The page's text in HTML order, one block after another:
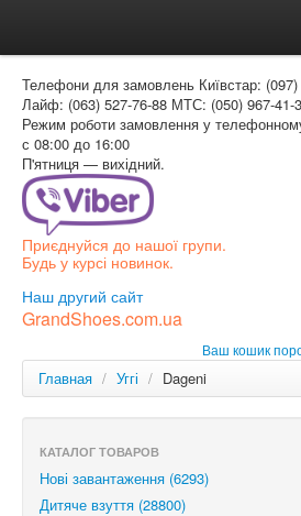
Доставка и оплата
Как заказать
Контакти
Таблиця розмірів
Вхід для покупця
Телефони для замовлень Київстар:
Лайф: (063) 527-76-88 МТС: (050) 967-41-
Режим роботи замовлення у
с 08:00 до 16:00
П'ятниця — вихідний.
Приєднуйся до нашої групи.
Будь у курсі новинок.
Наш другий сайт
GrandShoes.com.ua
Ваш кошик
Главная / Уггі / Dageni
КАТАЛОГ ТОВАРОВ
Нові завантаження (6293)
Дитяче взуття (28800)